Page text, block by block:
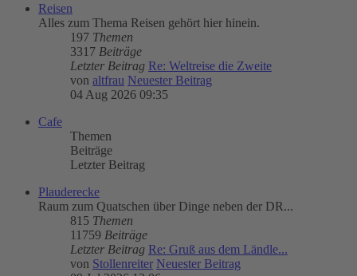
Reisen
Alles zum Thema Reisen gehört hier hinein.
197 Themen
3317 Beiträge
Letzter Beitrag Re: Weltreise die Zweite
von altfrau Neuester Beitrag
04 Aug 2026 09:35
Cafe
Themen
Beiträge
Letzter Beitrag
Plauderecke
Raum zum Quatschen über Dinge neben der DR...
815 Themen
11759 Beiträge
Letzter Beitrag Re: Gruß aus dem Ländle...
von Stollenreiter Neuester Beitrag